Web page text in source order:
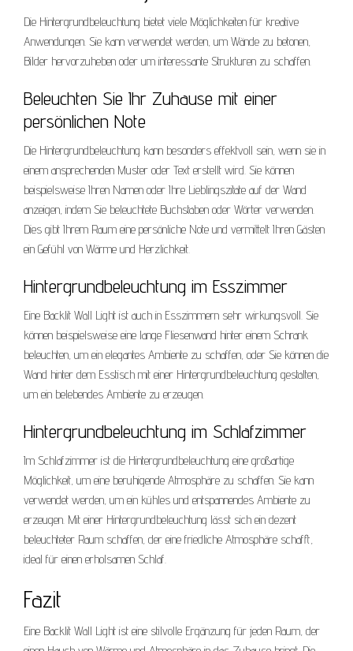
Die Hintergrundbeleuchtung bietet viele Möglichkeiten für kreative
Anwendungen. Sie kann verwendet werden, um Wände zu betonen,
Bilder hervorzuheben oder um interessante Strukturen zu schaffen.
Beleuchten Sie Ihr Zuhause mit einer
persönlichen Note
Die Hintergrundbeleuchtung kann besonders effektvoll sein, wenn sie in
einem ansprechenden Muster oder Text erstellt wird. Sie können
beispielsweise Ihren Namen oder Ihre Lieblingszitate auf der Wand
anzeigen, indem Sie beleuchtete Buchstaben oder Wörter verwenden.
Dies gibt Ihrem Raum eine persönliche Note und vermittelt Ihren Gästen
ein Gefühl von Wärme und Herzlichkeit.
Hintergrundbeleuchtung im Esszimmer
Eine Backlit Wall Light ist auch in Esszimmern sehr wirkungsvoll. Sie
können beispielsweise eine lange Fliesenwand hinter einem Schrank
beleuchten, um ein elegantes Ambiente zu schaffen, oder Sie können die
Wand hinter dem Esstisch mit einer Hintergrundbeleuchtung gestalten,
um ein belebendes Ambiente zu erzeugen.
Hintergrundbeleuchtung im Schlafzimmer
Im Schlafzimmer ist die Hintergrundbeleuchtung eine großartige
Möglichkeit, um eine beruhigende Atmosphäre zu schaffen. Sie kann
verwendet werden, um ein kühles und entspannendes Ambiente zu
erzeugen. Mit einer Hintergrundbeleuchtung lässt sich ein dezent
beleuchteter Raum schaffen, der eine friedliche Atmosphäre schafft,
ideal für einen erholsamen Schlaf.
Fazit
Eine Backlit Wall Light ist eine stilvolle Ergänzung für jeden Raum, der